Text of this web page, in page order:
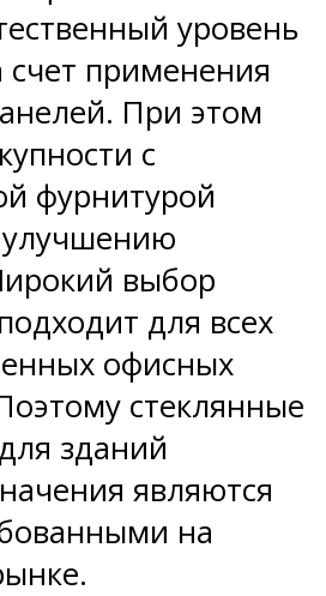
уровень
применения
При этом
с
фурнитурой
улучшению
выбор
для всех
офисных
стеклянные
зданий
являются
на